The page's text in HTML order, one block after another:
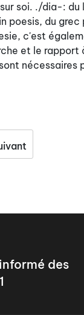
soi. ./dia-:
poesis, du
c'est
et le
des